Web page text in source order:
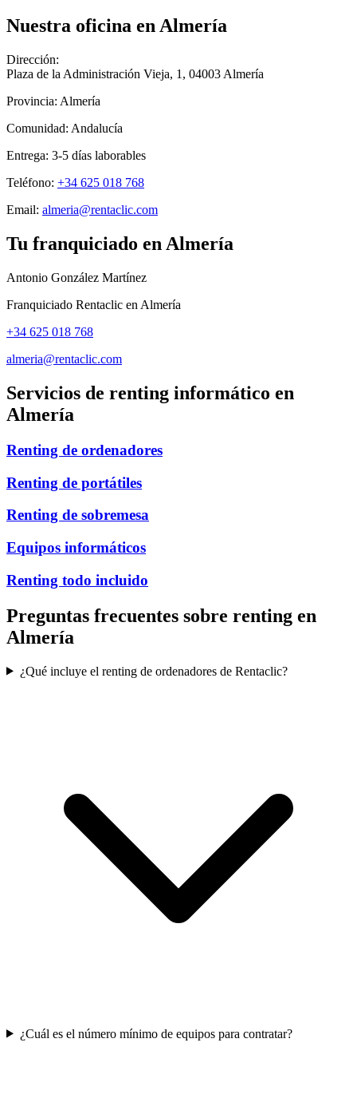
Nuestra oficina enAlmería
Dirección:
Plaza de la Administración Vieja, 1 , 04003 Almería
Provincia: Almería
Comunidad: Andalucía
Entrega: 3-5 días laborables
Teléfono: +34 625 018 768
Email: almeria@rentaclic.com
Tu franquiciado en Almería
Antonio González Martínez
Franquiciado Rentaclic en Almería
+34 625 018 768
almeria@rentaclic.com
Servicios de renting informático en
Almería
Renting de ordenadores
Renting de portátiles
Renting de sobremesa
Equipos informáticos
Renting todo incluido
Preguntas frecuentes sobre renting en
Almería
¿Qué incluye el renting de ordenadores de Rentaclic?
¿Cuál es el número mínimo de equipos para contratar?